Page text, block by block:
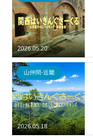
2026.05.20
2026.05.18
山仲間-近畿